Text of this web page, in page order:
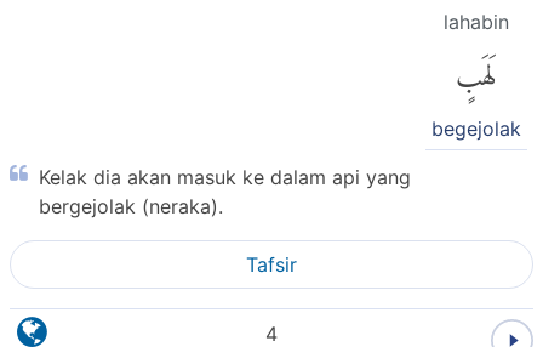
lahabin
لَهَبٍ
begejolak
Kelak dia akan masuk ke dalam api yang
bergejolak (neraka).
Tafsir
4